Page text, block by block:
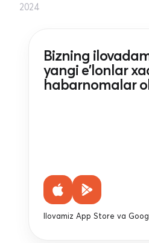
2024
Bizning
yangi e'lonlar
habarnomalar
Ilovamiz App Store va